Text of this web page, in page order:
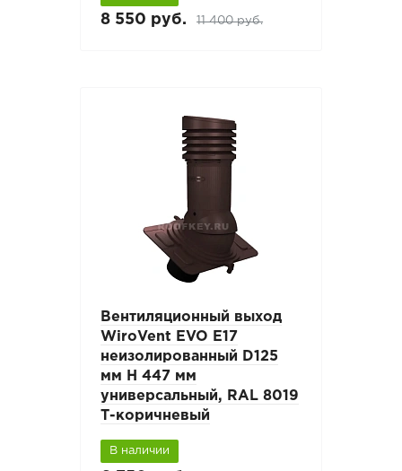
8 550 руб. 11 400 руб.
Вентиляционный выход
WiroVent EVO E17
неизолированный D125
мм Н 447 мм
универсальный, RAL 8019
Т-коричневый
В наличии